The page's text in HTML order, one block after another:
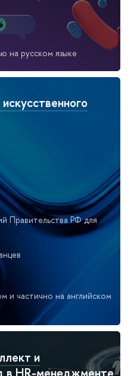
на русском языке
Правительства РФ для
и частично на английском
и
в HR-менеджменте